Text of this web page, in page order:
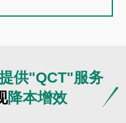
供"QCT"服务
降本增效